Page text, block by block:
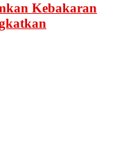
Kebakaran